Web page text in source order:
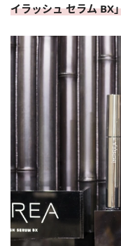
イラッシュ セラム BX